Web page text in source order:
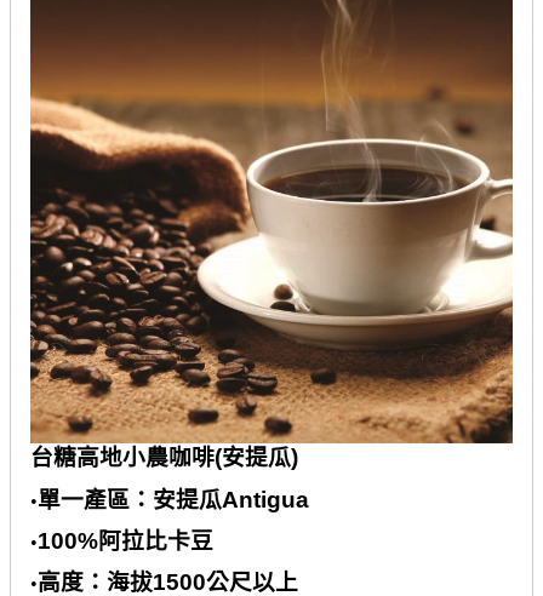
台糖高地小農咖啡(安提瓜)
•單一產區：安提瓜Antigua
•100%阿拉比卡豆
•高度：海拔1500公尺以上